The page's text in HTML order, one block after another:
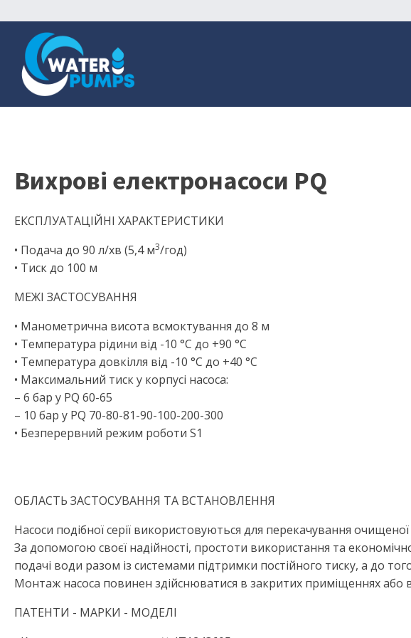
Вихрові електронасоси PQ
ЕКСПЛУАТАЦІЙНІ ХАРАКТЕРИСТИКИ
• Подача до 90 л/хв (5,4 м3/год)
• Тиск до 100 м
МЕЖІ ЗАСТОСУВАННЯ
• Манометрична висота всмоктування до 8 м
• Температура рідини від -10 °C до +90 °C
• Температура довкілля від -10 °C до +40 °C
• Максимальний тиск у корпусі насоса:
– 6 бар у PQ 60-65
– 10 бар у PQ 70-80-81-90-100-200-300
• Безперервний режим роботи S1
ОБЛАСТЬ ЗАСТОСУВАННЯ ТА ВСТАНОВЛЕННЯ
Насоси подібної серії використовуються для перекачування
За допомогою своєї надійності, простоти використання та
подачі води разом із системами підтримки постійного тиску, а до
Монтаж насоса повинен здійснюватися в закритих приміщеннях або
ПАТЕНТИ - МАРКИ - МОДЕЛІ